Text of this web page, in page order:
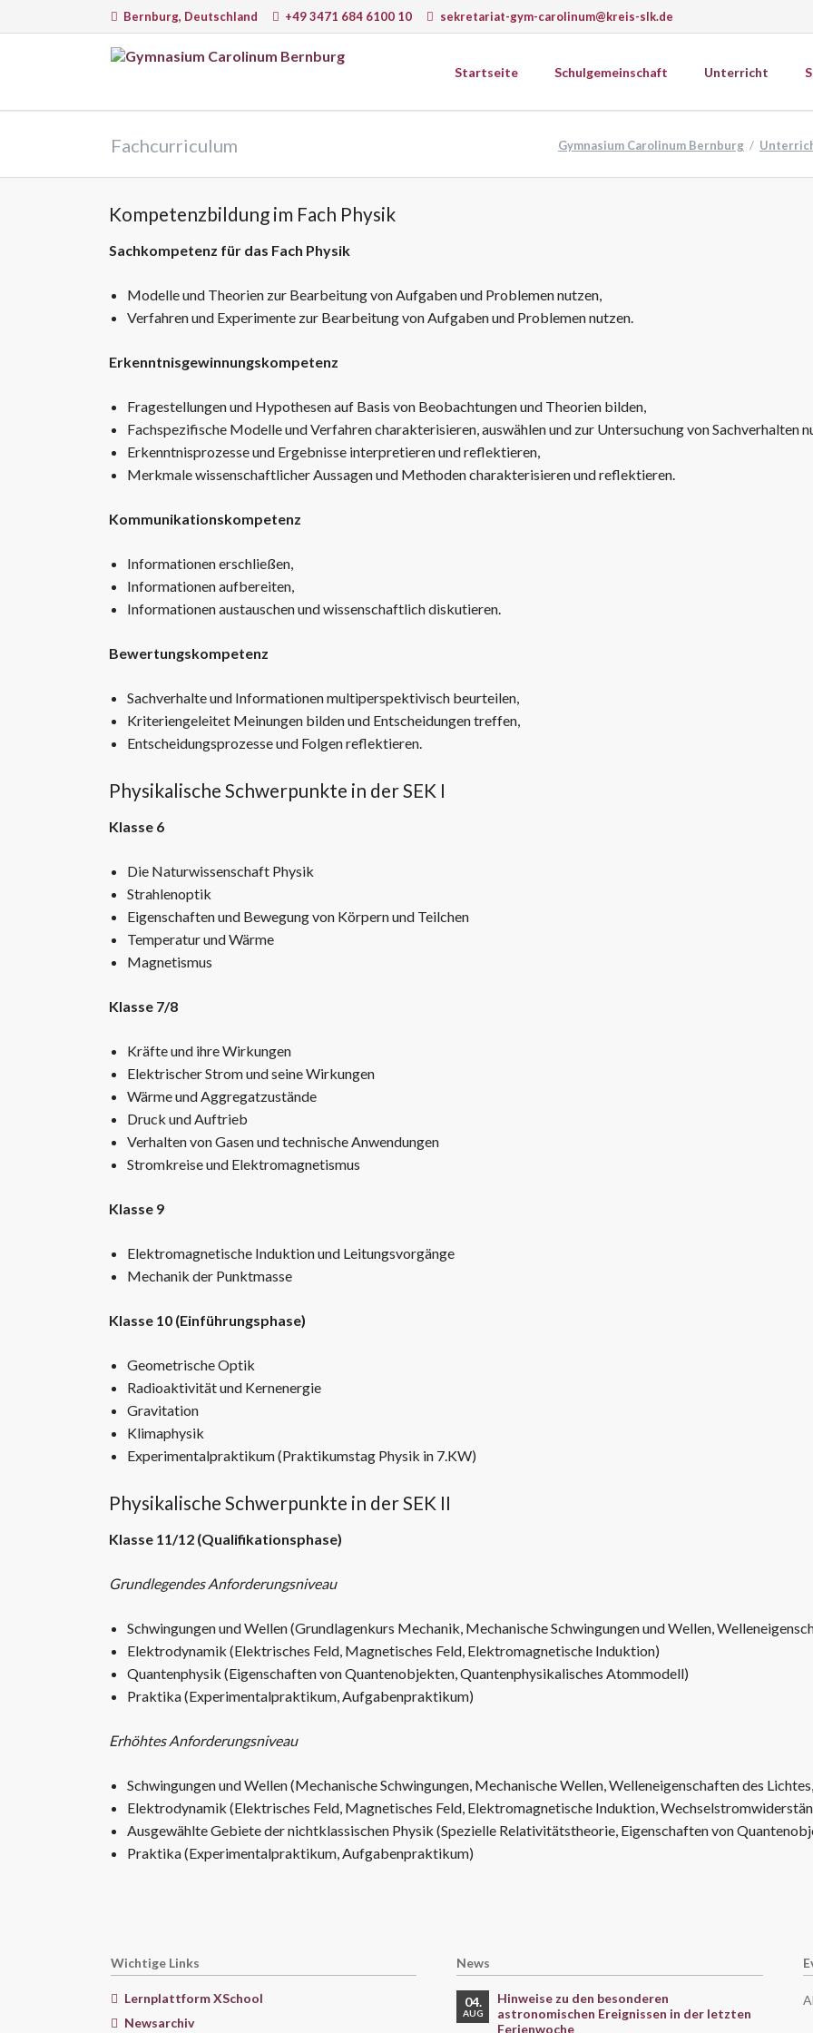
Bernburg, Deutschland +49 3471 684 6100 10 sekretariat-gym-carolinum@kreis-slk.de
Startseite Schulgemeinschaft
Schulprogramm
Unterricht
Deutsch
Englisch
Französisch
Italienisch
Physik
Ethik
Geografie
Lernmethoden, Arbeit am PC und
Fachcurriculum Gymnasium Carolinum Bernburg
Kompetenzbildung im Fach Physik
Sachkompetenz für das Fach Physik
Modelle und Theorien zur Bearbeitung von Aufgaben und Problemen nutzen,
Verfahren und Experimente zur Bearbeitung von Aufgaben und Problemen nutzen.
Erkenntnisgewinnungskompetenz
Fragestellungen und Hypothesen auf Basis von Beobachtungen und Theorien bilden,
Fachspezifische Modelle und Verfahren charakterisieren, auswählen und zur Untersuchung von Sachverhalten
Erkenntnisprozesse und Ergebnisse interpretieren und reflektieren,
Merkmale wissenschaftlicher Aussagen und Methoden charakterisieren und reflektieren.
Kommunikationskompetenz
Informationen erschließen,
Informationen aufbereiten,
Informationen austauschen und wissenschaftlich diskutieren.
Bewertungskompetenz
Sachverhalte und Informationen multiperspektivisch beurteilen,
Kriteriengeleitet Meinungen bilden und Entscheidungen treffen,
Entscheidungsprozesse und Folgen reflektieren.
Physikalische Schwerpunkte in der SEK I
Klasse 6
Die Naturwissenschaft Physik
Strahlenoptik
Eigenschaften und Bewegung von Körpern und Teilchen
Temperatur und Wärme
Magnetismus
Klasse 7/8
Kräfte und ihre Wirkungen
Elektrischer Strom und seine Wirkungen
Wärme und Aggregatzustände
Druck und Auftrieb
Verhalten von Gasen und technische Anwendungen
Stromkreise und Elektromagnetismus
Klasse 9
Elektromagnetische Induktion und Leitungsvorgänge
Mechanik der Punktmasse
Klasse 10 (Einführungsphase)
Geometrische Optik
Radioaktivität und Kernenergie
Gravitation
Klimaphysik
Experimentalpraktikum (Praktikumstag Physik in 7.KW)
Physikalische Schwerpunkte in der SEK II
Klasse 11/12 (Qualifikationsphase)
Grundlegendes Anforderungsniveau
Schwingungen und Wellen (Grundlagenkurs Mechanik, Mechanische Schwingungen und Wellen,
Elektrodynamik (Elektrisches Feld, Magnetisches Feld, Elektromagnetische Induktion)
Quantenphysik (Eigenschaften von Quantenobjekten, Quantenphysikalisches Atommodell)
Praktika (Experimentalpraktikum, Aufgabenpraktikum)
Erhöhtes Anforderungsniveau
Schwingungen und Wellen (Mechanische Schwingungen, Mechanische Wellen, Welleneigenschaften des
Elektrodynamik (Elektrisches Feld, Magnetisches Feld, Elektromagnetische Induktion,
Ausgewählte Gebiete der nichtklassischen Physik (Spezielle Relativitätstheorie, Eigenschaften von
Praktika (Experimentalpraktikum, Aufgabenpraktikum)
Wichtige Links
Lernplattform XSchool
Newsarchiv
News
04.
AUG
Hinweise zu den besonderen
astronomischen Ereignissen in der letzten
Ferienwoche